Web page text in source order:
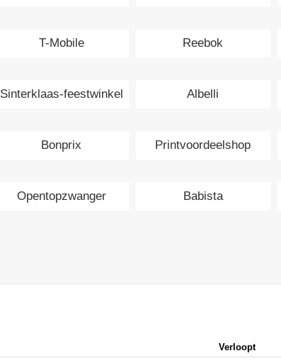
T-Mobile Reebok
Sinterklaas-feestwinkel Albelli
Bonprix Printvoordeelshop
Opentopzwanger Babista
Verloopt